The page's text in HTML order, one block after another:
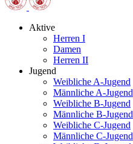
Aktive
Herren I
Damen
Herren II
Jugend
Weibliche A-Jugend
Männliche A-Jugend
Weibliche B-Jugend
Männliche B-Jugend
Weibliche C-Jugend
Männliche C-Jugend